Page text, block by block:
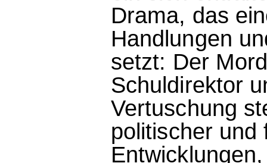
Drama, das
Handlungen
setzt: Der
Schuldirektor
Vertuschung
politischer und